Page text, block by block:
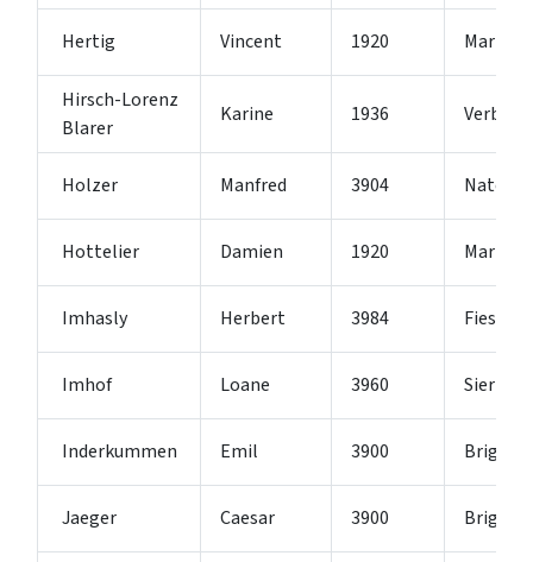
Hertig Vincent 1920
Hirsch-Lorenz
Blarer
Karine 1936 Verbier
Holzer Manfred 3904 Naters
Hottelier Damien 1920
Imhasly Herbert 3984 Fiesch
Imhof Loane 3960 Sierre
Inderkummen Emil 3900 Brig-
Jaeger Caesar 3900 Brig